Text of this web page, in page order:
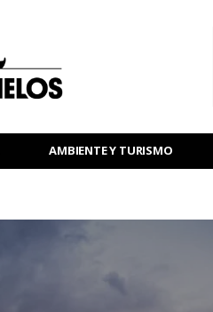
AMBIENTE Y TURISMO